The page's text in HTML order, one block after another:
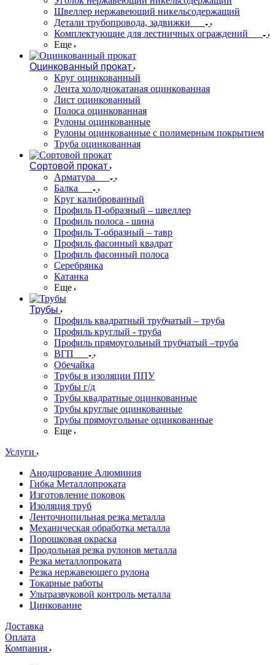
Швеллер нержавеющий никельсодержащий
Детали трубопровода, задвижки
Комплектующие для лестничных ограждений
Еще
Оцинкованный прокат
Круг оцинкованный
Лента холоднокатаная оцинкованная
Лист оцинкованный
Полоса оцинкованная
Рулоны оцинкованные
Рулоны оцинкованные с полимерным покрытием
Труба оцинкованная
Сортовой прокат
Арматура
Балка
Круг калиброванный
Профиль П-образный – швеллер
Профиль полоса - шина
Профиль Т-образный – тавр
Профиль фасонный квадрат
Профиль фасонный полоса
Серебрянка
Катанка
Еще
Трубы
Профиль квадратный трубчатый – труба
Профиль круглый - труба
Профиль прямоугольный трубчатый –труба
ВГП
Обечайка
Трубы в изоляции ППУ
Трубы г/д
Трубы квадратные оцинкованные
Трубы круглые оцинкованные
Трубы прямоугольные оцинкованные
Еще
Услуги
Анодирование Алюминия
Гибка Металлопроката
Изготовление поковок
Изоляция труб
Ленточнопильная резка металла
Механическая обработка металла
Порошковая окраска
Продольная резка рулонов металла
Резка металлопроката
Резка нержавеющего рулона
Токарные работы
Ультразвуковой контроль металла
Цинкование
Доставка
Оплата
Компания